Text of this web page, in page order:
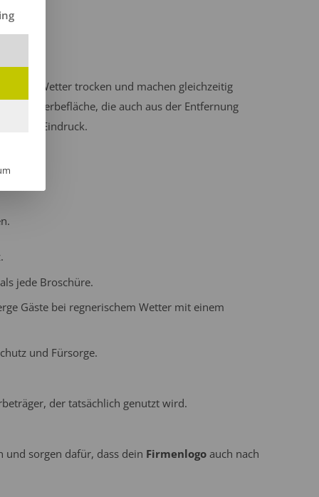
Wetter trocken und machen gleichzeitig
Werbefläche, die auch aus der Entfernung
Eindruck.
jede Broschüre.
Gäste bei regnerischem Wetter mit einem
und Fürsorge.
der tatsächlich genutzt wird.
und sorgen dafür, dass dein Firmenlogoauch nach
kann. Die erste Service-Gruppe ist essenziell und kann